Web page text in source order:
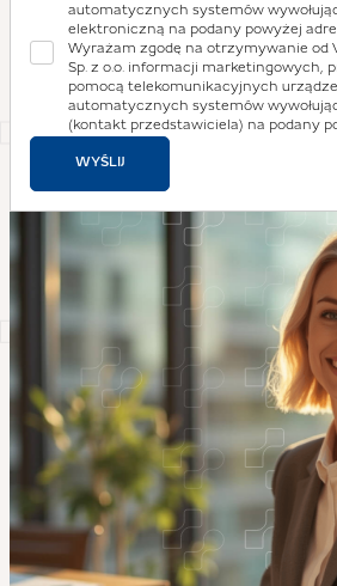
automatycznych systemów
elektroniczną na podany powyżej
Wyrażam zgodę na otrzymywanie od
Sp. z o.o. informacji marketingowych,
pomocą telekomunikacyjnych
automatycznych systemów
(kontakt przedstawiciela) na podany
WYŚLIJ